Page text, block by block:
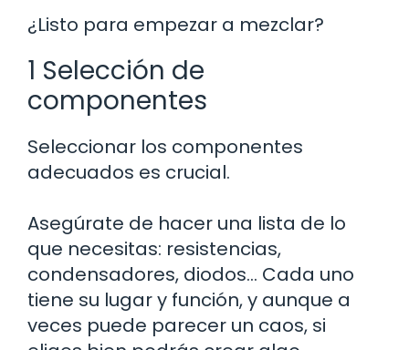
¿Listo para empezar a mezclar?
1 Selección de
componentes
Seleccionar los componentes
adecuados es crucial.
Asegúrate de hacer una lista de lo
que necesitas: resistencias,
condensadores, diodos… Cada uno
tiene su lugar y función, y aunque a
veces puede parecer un caos, si